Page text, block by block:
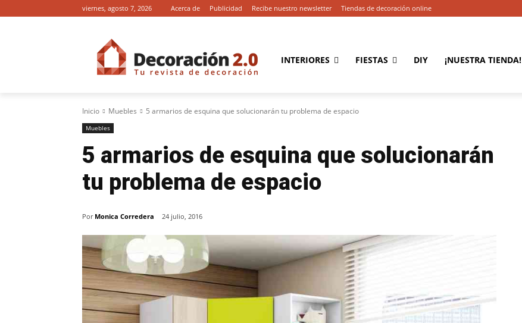
viernes, agosto 7, 2026 Acerca de Publicidad Recibe nuestro newsletter Tiendas de decoración online
INTERIORES FIESTAS DIY ¡NUESTRA TIENDA!
Inicio Muebles 5 armarios de esquina que solucionarán tu problema de espacio
Muebles
5 armarios de esquina que solucionarán
tu problema de espacio
Por Monica Corredera 24 julio, 2016